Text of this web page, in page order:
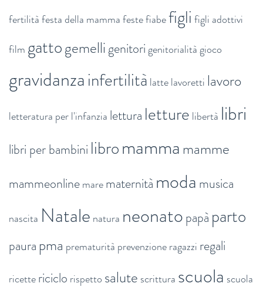
fertilitàfesta della mammafestefiabefigli figli adottivi
film gattogemelligenitorigenitorialitàgioco
gravidanzainfertilità lattelavoretti lavoro
letteratura per l'infanzia lettura letture libertà libri
libri per bambini libromamma mamme
mammeonlinemarematernità moda musica
nascita Natale natura neonatopapà parto
paura pma prematurità prevenzioneragazzi regali
ricettericiclo rispetto salute scrittura scuola scuola